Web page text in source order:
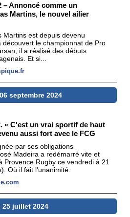
– Annoncé comme un
Martins, le nouvel ailier
Martins est depuis devenu
le championnat de Pro
il a réalisé des débuts
Et si...
septembre 2024
« C'est un vrai sportif de haut
aussi fort avec le FCG
par ses obligations
Madeira a redémarré vite et
Provence Rugby ce vendredi à 21
Où il fait l'unanimité.
25 juillet 2024